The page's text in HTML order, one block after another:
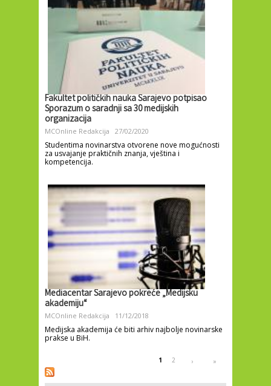
Fakultet političkih nauka Sarajevo potpisao
Sporazum o saradnji sa 30 medijskih
organizacija
MCOnline Redakcija 27/02/2020
Studentima novinarstva otvorene nove mogućnosti
za usvajanje praktičnih znanja, vještina i
kompetencija.
Mediacentar Sarajevo pokreće „Medijsku
akademiju“
MCOnline Redakcija 11/12/2018
Medijska akademija će biti arhiv najbolje novinarske
prakse u BiH.
Pages 1 2 › »